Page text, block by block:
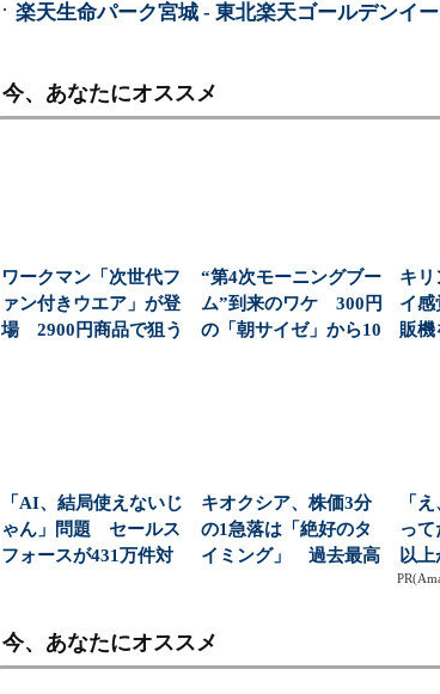
楽天生命パーク宮城 - 東北楽天ゴールデンイ
今、あなたにオススメ
ワークマン「次世代フ
ァン付きウエア」が登
場 2900円商品で狙う
“第4次モーニングブー
ム”到来のワケ 300円
の「朝サイゼ」から10
キリ
イ感
販
「AI、結局使えないじ
ゃん」問題 セールス
フォースが431万件対
キオクシア、株価3分
の1急落は「絶好のタ
イミング」 過去最高
「
っ
以
zon
今、あなたにオススメ